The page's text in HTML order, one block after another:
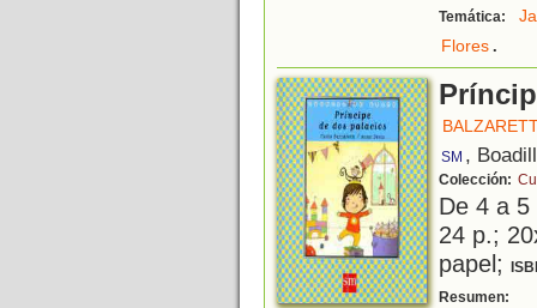
Temática:
Flores.
SM ,
Colección:
De 4 a
24 p.;
papel;
Resumen: